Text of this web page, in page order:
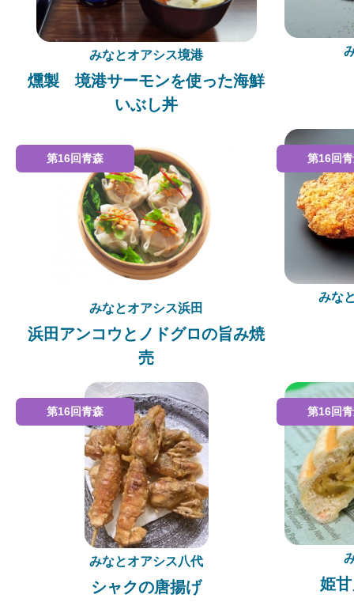
みなとオアシス境港
燻製 境港サーモンを使った海鮮
いぶし丼
みなとオアシス浜田
浜田アンコウとノドグロの旨み焼
売
第16回青森
みな
第16回
みなとオアシス八代
シャクの唐揚げ
第16回青森
姫
第16回